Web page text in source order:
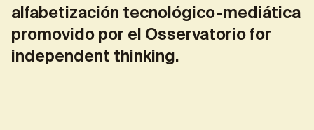
alfabetización tecnológico-mediática
promovido por el Osservatorio for
independent thinking.